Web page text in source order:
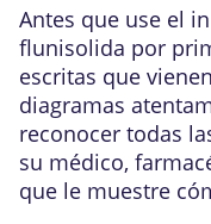
Antes que use el
flunisolida por
escritas que
diagramas
reconocer todas
su médico,
que le muestre